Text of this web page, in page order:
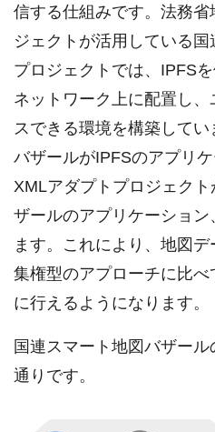
信する仕組みです。法務省
ジェクトが活用している
プロジェクトでは、IPFS
ネットワーク上に配置し
スできる環境を構築して
バザールがIPFSのアプリ
XMLアダプトプロジェク
ザールのアプリケーショ
ます。これにより、地図
集権型のアプローチに比
に行えるようになります。
国連スマート地図バザー
通りです。